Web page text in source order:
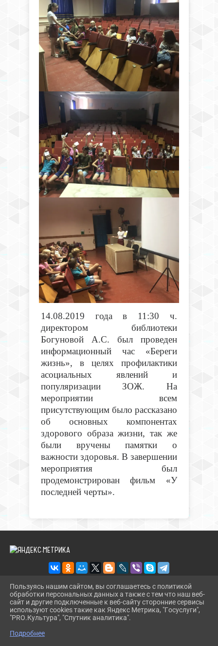
14.08.2019 года в 11:30 ч.
директором библиотеки
Богуновой А.С. был проведен
информационный час «Береги
жизнь», в целях профилактики
асоциальных явлений и
популяризации ЗОЖ. На
мероприятии всем
присутствующим было рассказано
об основных компонентах
здорового образа жизни, так же
были вручены памятки о
важности здоровья. В завершении
мероприятия был
продемонстрирован фильм «У
последней черты».
2026 Г. BIBL-UPOR.PAVKULT.RU
ВХОД
КАРТА САЙТА
Пользуясь нашим сайтом, вы соглашаетесь с политикой
обработки персональных данных а также с тем что наш веб-
сайт и другие подключенные к веб-сайту сторонние сервисы
используют cookies такие как Яндекс Метрика, "Госуслуги",
"PRO.Культура", "Спутник аналитика".
Подробнее